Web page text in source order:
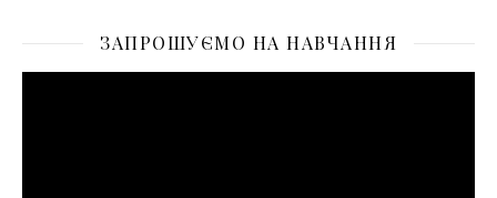
ЗАПРОШУЄМО НА НАВЧАННЯ